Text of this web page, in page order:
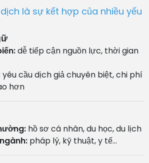
là sự kết hợp của nhiều yếu
dễ tiếp cận nguồn lực, thời gian
yêu cầu dịch giả chuyên biệt, chi phí
hơn
hồ sơ cá nhân, du học, du lịch
pháp lý, kỹ thuật, y tế…